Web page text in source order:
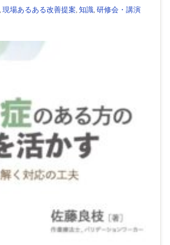
現場あるある改善提案 知識 研修会・講演